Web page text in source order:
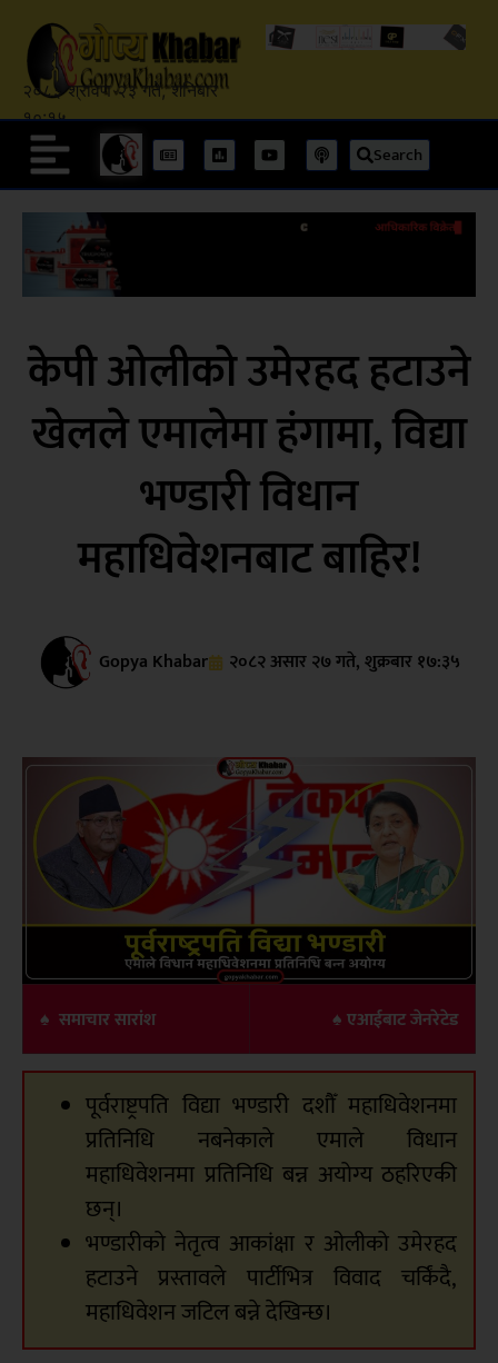
२०८३ श्रावण २३ गते, शनिबार
१०:१५
Search
केपी ओलीको उमेरहद हटाउने
खेलले एमालेमा हंगामा, विद्या
भण्डारी विधान
महाधिवेशनबाट बाहिर!
Gopya Khabar २०८२ असार २७ गते, शुक्रबार १७:३५
♠ समाचार सारांश ♠ एआईबाट जेनरेटेड
पूर्वराष्ट्रपति विद्या भण्डारी दशौँ महाधिवेशनमा
प्रतिनिधि नबनेकाले एमाले विधान
महाधिवेशनमा प्रतिनिधि बन्न अयोग्य ठहरिएकी
छन्।
भण्डारीको नेतृत्व आकांक्षा र ओलीको उमेरहद
हटाउने प्रस्तावले पार्टीभित्र विवाद चर्किंदै,
महाधिवेशन जटिल बन्ने देखिन्छ।